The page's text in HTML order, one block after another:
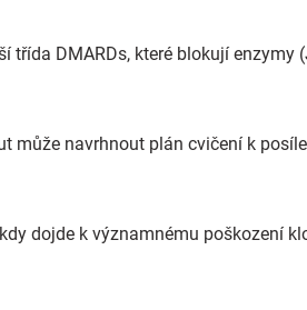
třída DMARDs, které blokují enzymy
může navrhnout plán cvičení k
dojde k významnému poškození